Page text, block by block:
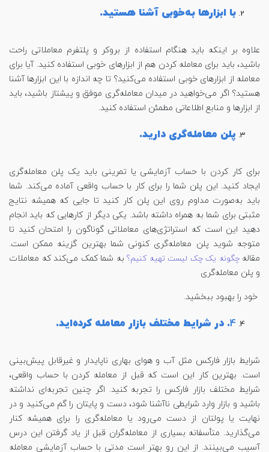
با ابزارها به‌خوبی آشنا هستید.
علاوه بر اینکه باید هنگام استفاده از بروکر و پلتفرم معاملاتی راحت
باشید، باید برای معامله کردن هم از ابزارهای خوبی استفاده کنید. آیا برای
معامله از ابزارهای خوبی استفاده می‌کنید؟ تا چه اندازه با این ابزارها آشنا
هستید؟ اگر می‌خواهید در میدان معامله‌گری موفق و پیشتاز باشید، باید
از ابزارها و منابع اطلاعاتی مطمئن استفاده کنید.
پلن معامله‌گری دارید.
برای کار کردن با حساب آزمایشی یا تمرینی باید یک پلن معامله‌گری
ایجاد کنید. این پلن شما را برای کار با حساب واقعی آماده می‌کند. شما
باید به‌صورت مداوم روی این پلن کار کنید تا جایی که همیشه نتایج
مثبتی برای شما به همراه داشته باشد. یکی دیگر از کارهایی که باید انجام
دهید این است که استراتژی‌های معاملاتی گوناگون را امتحان کنید تا
متوجه شوید پلن معامله‌گری کنونی شما بهترین گزینه ممکن است.
مقالهچگونه یک چک لیست تهیه کنیم؟ به شما کمک می‌کند که معاملات
و پلن معامله‌گری
خود را بهبود ببخشید.
4. در شرایط مختلف بازار معامله کرده‌اید.
شرایط بازار فارکس مثل آب و هوای بهاری ناپایدار و غیرقابل پیش‌بینی
است. بهترین کار این است که قبل از معامله کردن با حساب واقعی،
شرایط مختلف بازار فارکس را تجربه کنید. اگر چنین تجربه‌ای نداشته
باشید و بازار وارد شرایطی ناآشنا شود، دست و پایتان را گم می‌کنید و در
نهایت یا پولتان از دست می‌رود یا معامله‌گری را برای همیشه کنار
می‌گذارید. متأسفانه بسیاری از معامله‌گران قبل از یاد گرفتن این درس
آسیب می‌بینند. از این رو بهتر است مدتی با حساب آزمایشی معامله